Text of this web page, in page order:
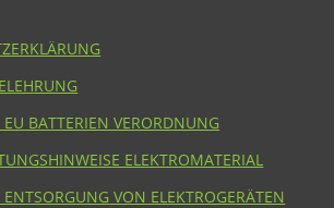
BATTERIEN VERORDNUNG
ELEKTROMATERIAL
VON ELEKTROGERÄTEN